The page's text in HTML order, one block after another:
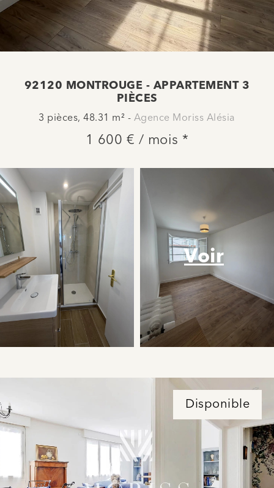
92120 MONTROUGE - APPARTEMENT 3
PIÈCES
3 pièces, 48.31 m² - Agence Moriss Alésia
1 600 € / mois *
Voir
Disponible